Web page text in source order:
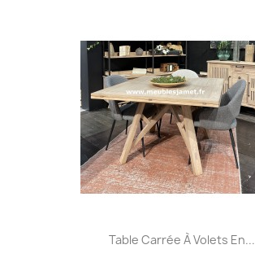
Table Carrée À Volets En...